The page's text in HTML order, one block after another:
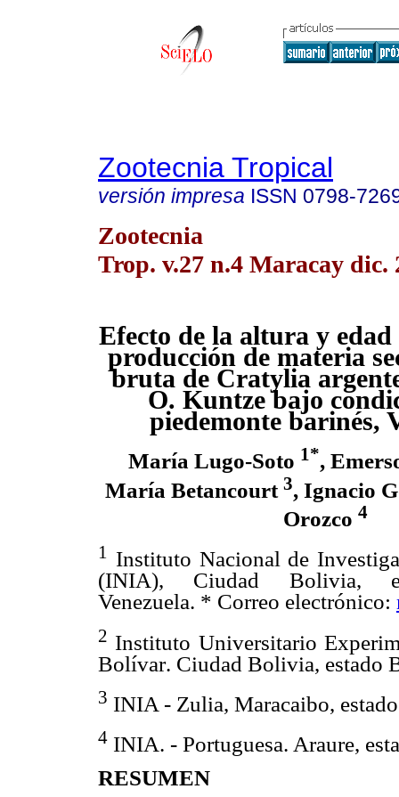
Zootecnia Tropical
versión impresa ISSN 0798-
Zootecnia
Trop. v.27 n.4 Maracay dic.
Efecto de la altura y edad
producción de materia
bruta de Cratylia
O. Kuntze bajo
piedemonte barinés,
María Lugo-Soto 1*,
María Betancourt 3, Ignacio
Orozco 4
1
Instituto Nacional de
(INIA), Ciudad Bolivia,
Venezuela. * Correo electrónico:
2 Instituto Universitario
Bolívar. Ciudad Bolivia, estado
3 INIA - Zulia, Maracaibo,
4 INIA. - Portuguesa. Araure,
RESUMEN